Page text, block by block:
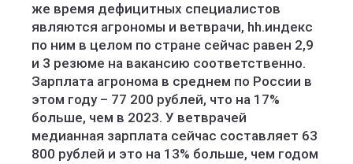
же время дефицитных специалистов
являются агрономы и ветврачи, hh.индекс
по ним в целом по стране сейчас равен 2,9
и 3 резюме на вакансию соответственно.
Зарплата агронома в среднем по России в
этом году – 77 200 рублей, что на 17%
больше, чем в 2023. У ветврачей
медианная зарплата сейчас составляет 63
800 рублей и это на 13% больше, чем годом